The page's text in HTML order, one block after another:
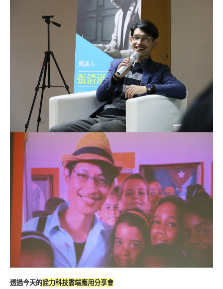
透過今天的詮力科技雲端應用分享會